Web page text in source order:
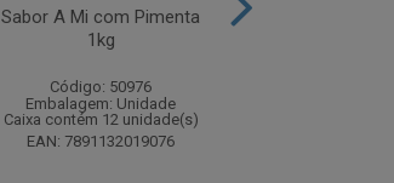
Sabor A Mi com Pimenta
1kg
Código: 50976
Embalagem: Unidade
Caixa contém 12 unidade(s)
EAN: 7891132019076